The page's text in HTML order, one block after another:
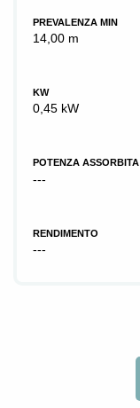
PREVALENZA MIN
14,00 m
KW
0,45 kW
POTENZA ASSORBITA
---
RENDIMENTO
---